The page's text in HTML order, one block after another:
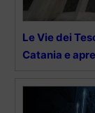
Le Vie dei
Catania e